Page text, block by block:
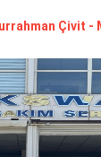
Parça
Çi̇vi̇t -